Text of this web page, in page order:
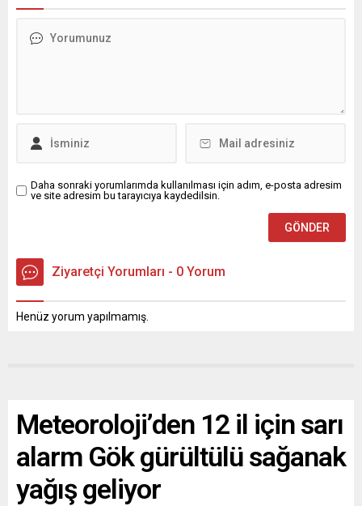
Daha sonraki yorumlarımda kullanılması için adım, e-posta adresim
ve site adresim bu tarayıcıya kaydedilsin.
Ziyaretçi Yorumları - 0 Yorum
Henüz yorum yapılmamış.
Meteoroloji’den 12 il için sarı
alarm Gök gürültülü sağanak
yağış geliyor